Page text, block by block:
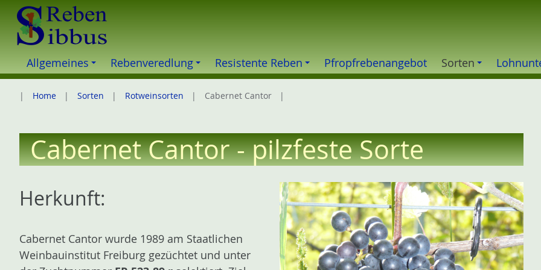
n
Allgemeines Rebenveredlung Resistente Reben Pfropfrebenangebot Sorten
Home Sorten Rotweinsorten Cabernet Cantor
Cabernet Cantor - pilzfeste Sorte
Herkunft:
Cabernet Cantor wurde 1989 am Staatlichen
Weinbauinstitut Freiburg gezüchtet und unter